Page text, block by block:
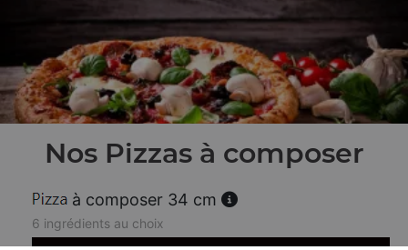
Nos Pizzas à composer
à composer 34 cm
6 ingrédients au choix